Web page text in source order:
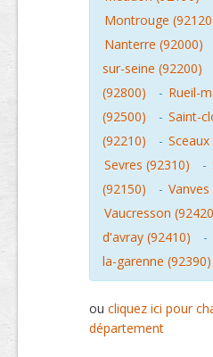
Montrouge
Nanterre (92000)
sur-seine (92200)
(92800)
- Rueil-
(92500)
- Saint-
(92210)
-
Sevres (92310)
-
(92150)
-
Vaucresson
d'avray (92410)
-
la-garenne (92390)
ou cliquez ici pour
département